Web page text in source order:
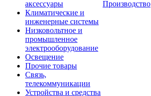
аксессуары
Климатические и
инженерные системы
Низковольтное и
промышленное
электрооборудование
Освещение
Прочие товары
Связь,
телекоммуникации
Устройства и средства
Производство